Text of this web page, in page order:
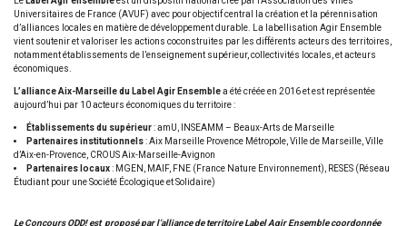
Universitaires de France (AVUF) avec pour objectif central la création et la pérennisation
d’alliances locales en matière de développement durable. La labellisation Agir Ensemble
vient soutenir et valoriser les actions coconstruites par les différents acteurs des territoires,
notamment établissements de l’enseignement supérieur, collectivités locales, et acteurs
économiques.
L’alliance Aix-Marseille du Label Agir Ensemblea été créée en 2016 et est représentée
aujourd’hui par 10 acteurs économiques du territoire :
Établissements du supérieur: amU, INSEAMM – Beaux-Arts de Marseille
Partenaires institutionnels: Aix Marseille Provence Métropole, Ville de Marseille, Ville
d’Aix-en-Provence, CROUS Aix-Marseille-Avignon
Partenaires locaux: MGEN, MAIF, FNE (France Nature Environnement), RESES (Réseau
Étudiant pour une Société Écologique et Solidaire)
Le Concours ODD! est proposé par l’alliance de territoire Label Agir Ensemble coordonnée